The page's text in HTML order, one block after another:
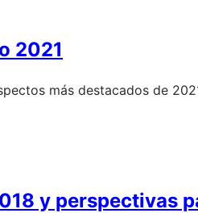
2021
más destacados de
y perspectivas